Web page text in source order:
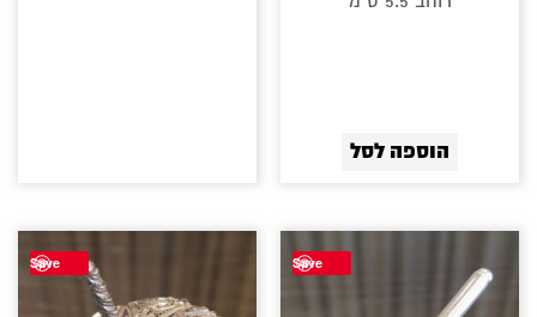
הוספה לסל
Save
Save